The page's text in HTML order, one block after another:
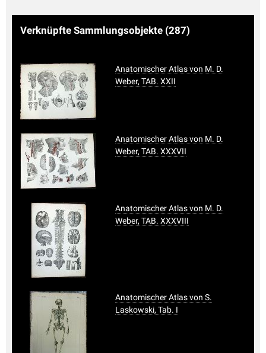
Verknüpfte Sammlungsobjekte (287)
Anatomischer Atlas von M. D.
Weber, TAB. XXII
Anatomischer Atlas von M. D.
Weber, TAB. XXXVII
Anatomischer Atlas von M. D.
Weber, TAB. XXXVIII
Anatomischer Atlas von S.
Laskowski, Tab. I